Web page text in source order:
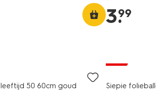
3.
99
50 60cm goud Siepie